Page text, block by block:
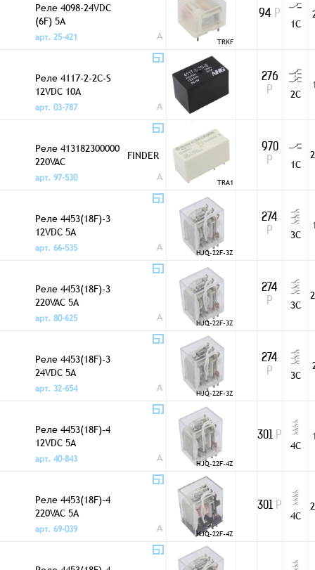
Реле 4098-24VDC
(6F) 5A
арт. 25-421
A TRKF
94 Р
1C
Реле 4117-2-2C-S
12VDC 10A
арт. 03-787
A
276
Р
2C
Реле 413182300000
220VAC
FINDER
арт. 97-530
A TRA1
970
Р
1C
Реле 4453(18F)-3
12VDC 5A
арт. 66-535
A HJQ-22F-3Z
274
Р
3C
Реле 4453(18F)-3
220VAC 5A
арт. 80-625
A HJQ-22F-3Z
274
Р
3C
Реле 4453(18F)-3
24VDC 5A
арт. 32-654
A HJQ-22F-3Z
274
Р
3C
Реле 4453(18F)-4
12VDC 5A
арт. 40-843
A HJQ-22F-4Z
301 Р
4C
Реле 4453(18F)-4
220VAC 5A
арт. 69-039
A HJQ-22F-4Z
301 Р
4C